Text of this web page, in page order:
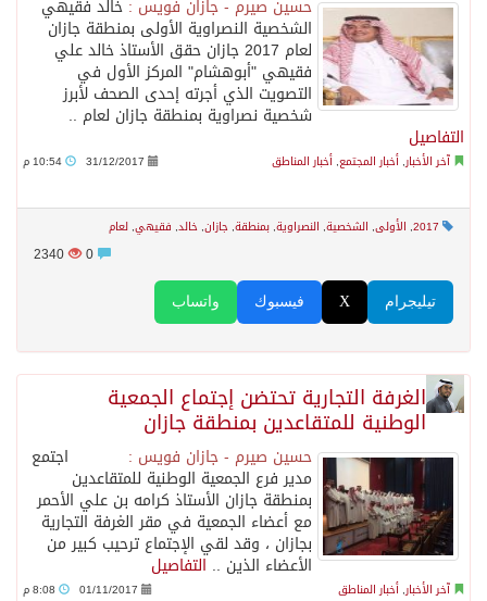
حسين صيرم - جازان فويس : خالد فقيهي
الشخصية النصراوية الأولى بمنطقة جازان
لعام 2017 جازان حقق الأستاذ خالد علي
فقيهي "أبوهشام" المركز الأول في
التصويت الذي أجرته إحدى الصحف لأبرز
شخصية نصراوية بمنطقة جازان لعام ..
التفاصيل
آخر الأخبار, أخبار المجتمع, أخبار المناطق 31/12/2017
2017
, الأولى, الشخصية, النصراوية, بمنطقة, جازان, خالد, فقيهي, لعام
2340
واتساب فيسبوك X تيليجرام
الغرفة التجارية تحتضن إجتماع الجمعية
الوطنية للمتقاعدين بمنطقة جازان
حسين صيرم - جازان فويس : اجتمع
مدير فرع الجمعية الوطنية للمتقاعدين
بمنطقة جازان الأستاذ كرامه بن علي الأحمر
مع أعضاء الجمعية في مقر الغرفة التجارية
بجازان ، وقد لقي الإجتماع ترحيب كبير من
الأعضاء الذين .. التفاصيل
آخر الأخبار, أخبار المناطق 01/11/2017